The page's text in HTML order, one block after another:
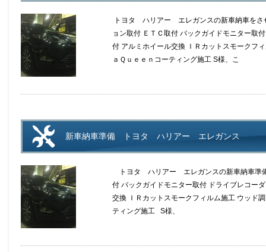
トヨタ ハリアー エレガンスの新車納車をさ
ョン取付 ＥＴＣ取付 バックガイドモニター取
付 アルミホイール交換 ＩＲカットスモークフ
ａＱｕｅｅｎコーティング施工 S様、こ
新車納車準備 トヨタ ハリアー エレガンス
トヨタ ハリアー エレガンスの新車納車準
付 バックガイドモニター取付 ドライブレコー
交換 ＩＲカットスモークフィルム施工 ウッド
ティング施工 S様、